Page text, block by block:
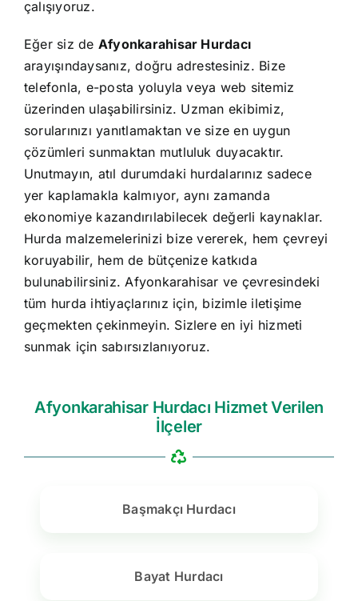
çalışıyoruz.
Eğer siz de Afyonkarahisar Hurdacı
arayışındaysanız, doğru adrestesiniz. Bize
telefonla, e-posta yoluyla veya web sitemiz
üzerinden ulaşabilirsiniz. Uzman ekibimiz,
sorularınızı yanıtlamaktan ve size en uygun
çözümleri sunmaktan mutluluk duyacaktır.
Unutmayın, atıl durumdaki hurdalarınız sadece
yer kaplamakla kalmıyor, aynı zamanda
ekonomiye kazandırılabilecek değerli kaynaklar.
Hurda malzemelerinizi bize vererek, hem çevreyi
koruyabilir, hem de bütçenize katkıda
bulunabilirsiniz. Afyonkarahisar ve çevresindeki
tüm hurda ihtiyaçlarınız için, bizimle iletişime
geçmekten çekinmeyin. Sizlere en iyi hizmeti
sunmak için sabırsızlanıyoruz.
Afyonkarahisar Hurdacı Hizmet Verilen
İlçeler
Başmakçı Hurdacı
Bayat Hurdacı